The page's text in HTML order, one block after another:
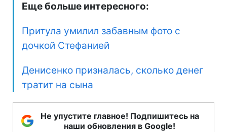
Еще больше интересного:
Притула умилил забавным фото с
дочкой Стефанией
Денисенко призналась, сколько денег
тратит на сына
Не упустите главное! Подпишитесь на
наши обновления в Google!